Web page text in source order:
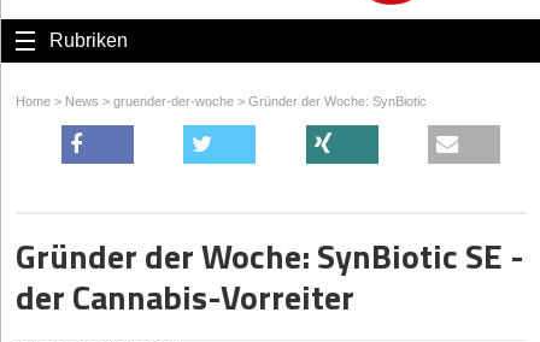
Rubriken
Home > News > gruender-der-woche > Gründer der Woche: SynBiotic
Gründer der Woche: SynBiotic SE -
der Cannabis-Vorreiter